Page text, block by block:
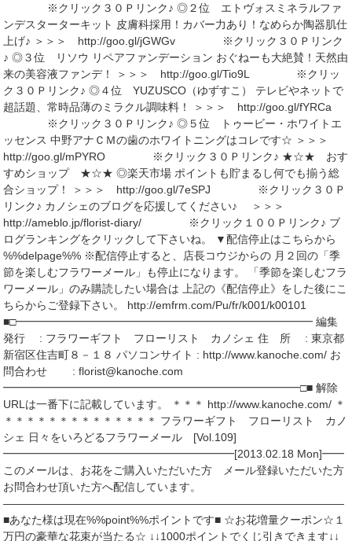
※クリック３０Ｐリンク♪ ◎２位 エトヴォスミネラルファ
ンデスターターキット 皮膚科採用！カバー力あり！なめらか陶器肌仕
上げ♪ ＞＞＞ http://goo.gl/jGWGv ※クリック３０Ｐリンク
♪ ◎３位 リソウ リペアファンデーション おぐねーも大絶賛！天然由
来の美容液ファンデ！ ＞＞＞ http://goo.gl/Tio9L ※クリッ
ク３０Ｐリンク♪ ◎４位 YUZUSCO（ゆずすこ） テレビやネットで
超話題、常時品薄のミラクル調味料！ ＞＞＞ http://goo.gl/fYRCa
※クリック３０Ｐリンク♪ ◎５位 トゥービー・ホワイトエ
ッセンス 中野アナＣＭの歯のホワイトニングはコレです☆ ＞＞＞
http://goo.gl/mPYRO ※クリック３０Ｐリンク♪ ★☆★ おす
すめショップ ★☆★ ◎楽天市場 ポイントも貯まるし何でも揃う総
合ショップ！ ＞＞＞ http://goo.gl/7eSPJ ※クリック３０Ｐ
リンク♪ カノシェのブログを応援してください♪ ＞＞＞
http://ameblo.jp/florist-diary/ ※クリック１００Ｐリンク♪ ブ
ログランキングをクリックして下さいね。 ▼配信停止はこちらから
%%delpage%% ※配信停止すると、店長コウジからの 月２回の「季
節を楽しむフラワーメール」も停止になります。 「季節を楽しむフラ
ワーメール」のみ購読したい場合は 上記の《配信停止》をした後にこ
ちらからご登録下さい。 http://emfrm.com/Pu/fr/k001/k00101
■□━━━━━━━━━━━━━━━━━━━━━━━━━━━ 編集
発行 : フラワーギフト フローリスト カノシェ 住 所 : 東京都
新宿区住吉町８－１８ パソコンサイト : http://www.kanoche.com/ お
問合わせ : florist@kanoche.com
━━━━━━━━━━━━━━━━━━━━━━━━━━━□■ 解除
URLは一番下に記載しています。 ＊＊＊ http://www.kanoche.com/ ＊
＊＊＊＊＊＊＊＊＊＊＊＊＊＊ フラワーギフト フローリスト カノ
シェ 日々をいろどるフラワーメール [Vol.109]
━━━━━━━━━━━━━━━━━━━━━[2013.02.18 Mon]━━
このメールは、お花をご購入いただいた方 メール登録いただいた方
お問合わせ頂いた方へ配信しています。
―――――――――――――――――――――――――――――――
■あなた様は現在%%point%%ポイントです■ ☆お花増量クーポン☆１
万円の豪華な花束が当たる☆ ↓↓1000ポイントでくじ引きできます↓↓